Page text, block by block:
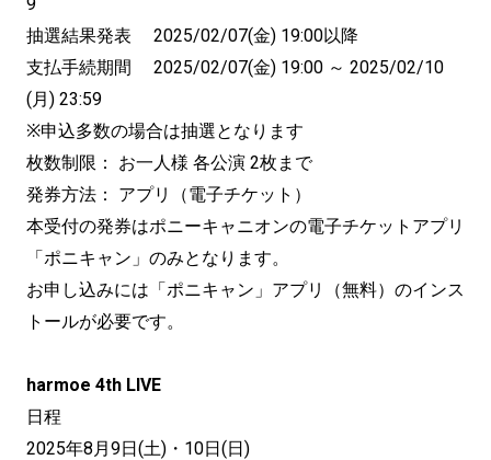
抽選結果発表 2025/02/07(金) 19:00以降
支払手続期間 2025/02/07(金) 19:00 ～ 2025/02/10
(月) 23:59
※申込多数の場合は抽選となります
枚数制限： お一人様 各公演 2枚まで
発券方法： アプリ（電子チケット）
本受付の発券はポニーキャニオンの電子チケットアプリ
「ポニキャン」のみとなります。
お申し込みには「ポニキャン」アプリ（無料）のインス
トールが必要です。
harmoe 4th LIVE
日程
2025年8月9日(土)・10日(日)